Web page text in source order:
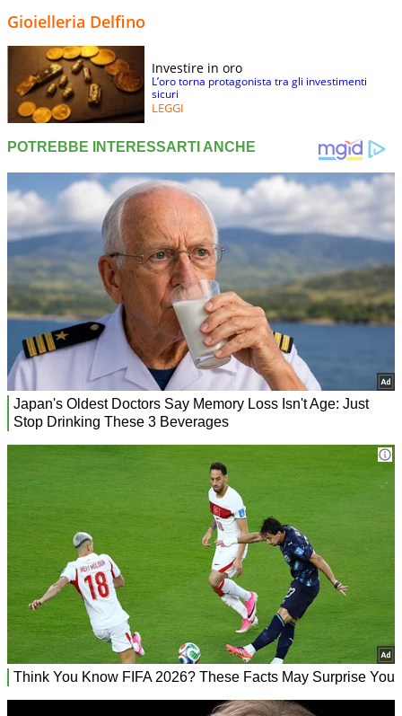
Gioielleria Delfino
Investire in oro
L’oro torna protagonista tra gli investimenti
sicuri
LEGGI